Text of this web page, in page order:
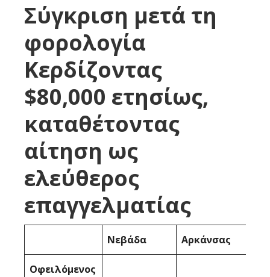
Σύγκριση μετά τη
φορολογία
Κερδίζοντας
$80,000 ετησίως,
καταθέτοντας
αίτηση ως
ελεύθερος
επαγγελματίας
Νεβάδα Αρκάνσας
Οφειλόμενος